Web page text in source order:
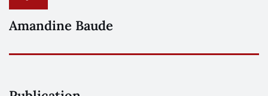
Amandine Baude